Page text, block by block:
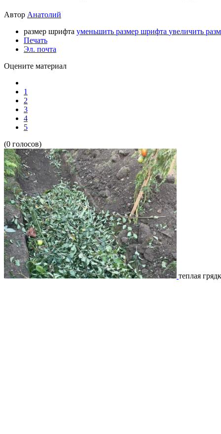
Автор Анатолий
размер шрифта уменьшить размер шрифта увеличить
Печать
Эл. почта
Оцените материал
1
2
3
4
5
(0 голосов)
теплая